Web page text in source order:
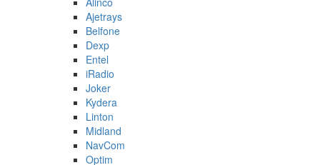
Ajetrays
Belfone
Dexp
Entel
iRadio
Joker
Kydera
Linton
Midland
NavCom
Optim